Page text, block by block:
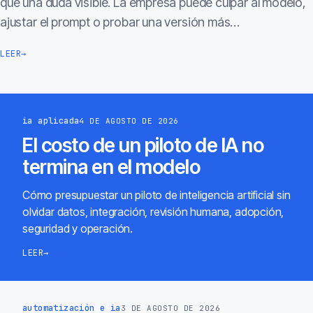
ajustar el prompt o probar una versión más…
LEER→
ia aplicada4 DE AGOSTO DE 2026
El costo de un piloto de IA no
termina en el modelo
Cómo presupuestar un piloto de inteligencia artificial sin
olvidar datos, integración, revisión humana, adopción,
seguridad y operación.
LEER→
automatización e ia 3 DE AGOSTO DE 2026